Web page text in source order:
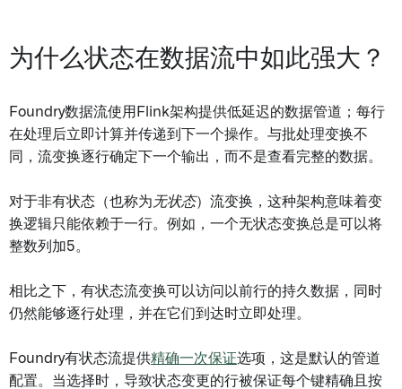
为什么状态在数据流中如此强大？
Foundry数据流使用Flink架构提供低延迟的数据管道；每行
在处理后立即计算并传递到下一个操作。与批处理变换不
同，流变换逐行确定下一个输出，而不是查看完整的数据。
对于非有状态（也称为无状态）流变换，这种架构意味着变
换逻辑只能依赖于一行。例如，一个无状态变换总是可以将
整数列加5。
相比之下，有状态流变换可以访问以前行的持久数据，同时
仍然能够逐行处理，并在它们到达时立即处理。
Foundry有状态流提供精确一次保证选项，这是默认的管道
配置。当选择时，导致状态变更的行被保证每个键精确且按